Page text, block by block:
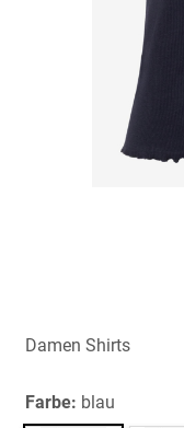
springen
Damen Shirts
Farbe: blau